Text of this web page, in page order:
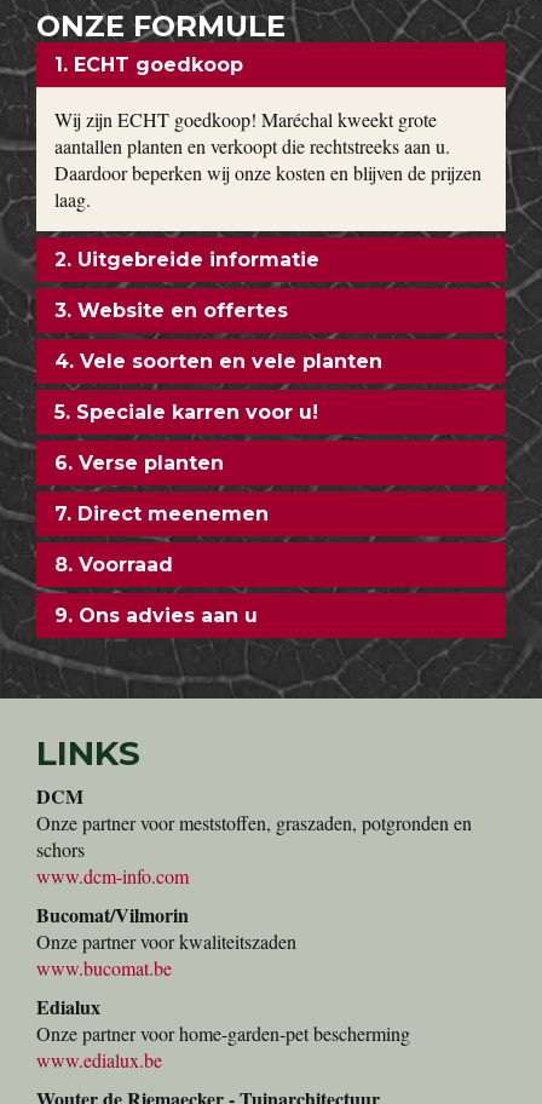
ONZE FORMULE
1. ECHT goedkoop
Wij zijn ECHT goedkoop! Maréchal kweekt grote
aantallen planten en verkoopt die rechtstreeks aan u.
Daardoor beperken wij onze kosten en blijven de prijzen
laag.
2. Uitgebreide informatie
3. Website en offertes
4. Vele soorten en vele planten
5. Speciale karren voor u!
6. Verse planten
7. Direct meenemen
8. Voorraad
9. Ons advies aan u
LINKS
DCM
Onze partner voor meststoffen, graszaden, potgronden en
schors
www.dcm-info.com
Bucomat/Vilmorin
Onze partner voor kwaliteitszaden
www.bucomat.be
Edialux
Onze partner voor home-garden-pet bescherming
www.edialux.be